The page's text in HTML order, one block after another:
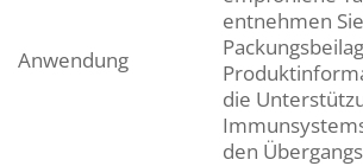
Anwendung
entnehmen
die
den